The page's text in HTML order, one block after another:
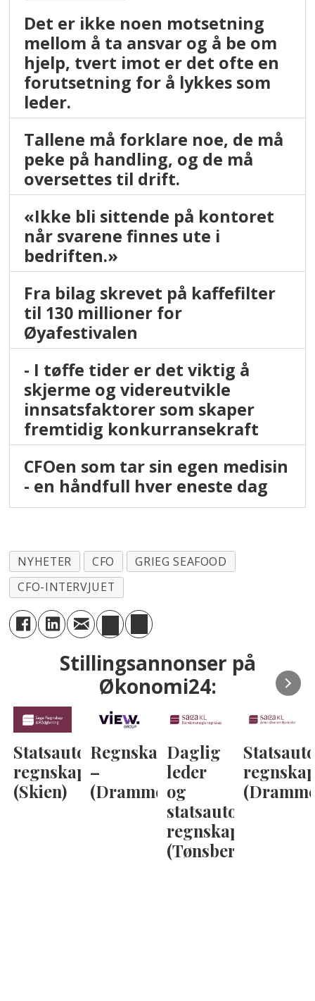
Det er ikke noen motsetning
mellom å ta ansvar og å be om
hjelp, tvert imot er det ofte en
forutsetning for å lykkes som
leder.
Tallene må forklare noe, de må
peke på handling, og de må
oversettes til drift.
«Ikke bli sittende på kontoret
når svarene finnes ute i
bedriften.»
Fra bilag skrevet på kaffefilter
til 130 millioner for
Øyafestivalen
- I tøffe tider er det viktig å
skjerme og videreutvikle
innsatsfaktorer som skaper
fremtidig konkurransekraft
CFOen som tar sin egen medisin
- en håndfull hver eneste dag
NYHETER CFO
GRIEG SEAFOOD
CFO-INTERVJUET
Stillingsannonser på
Økonomi24:
Statsautorisert
regnskapsfører
(Skien)
Regnskapskonsulent
–
(Drammen)
Daglig
leder
og
statsautorisert
regnskapsfører
(Tønsberg)